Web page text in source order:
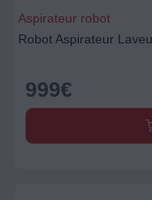
Aspirateur robot
Robot Aspirateur
999€